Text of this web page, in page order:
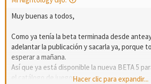
:
Muy buenas a todos,
Como ya tenía la beta terminada desde
adelantar la publicación y sacarla ya, porque
esperar a mañana.
Así que ya está disponible la nueva BETA 5
el catálogo de juegos:Hacer clic para expandir...